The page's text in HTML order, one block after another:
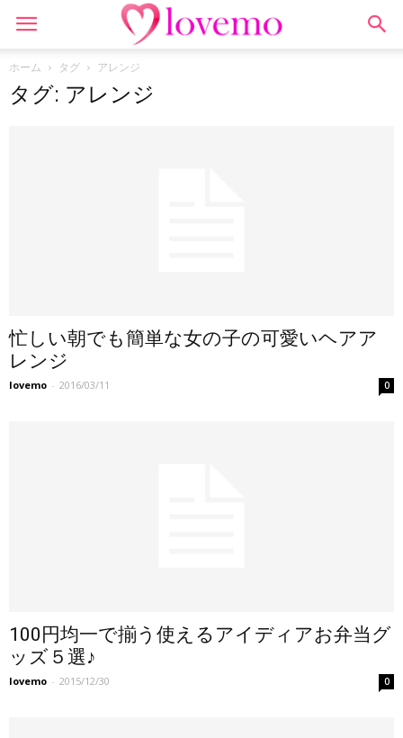
ホーム タグ アレンジ
タグ: アレンジ
忙しい朝でも簡単な女の子の可愛いヘアア
レンジ
lovemo - 2016/03/11 0
100円均一で揃う使えるアイディアお弁当グ
ッズ５選♪
lovemo - 2015/12/30 0